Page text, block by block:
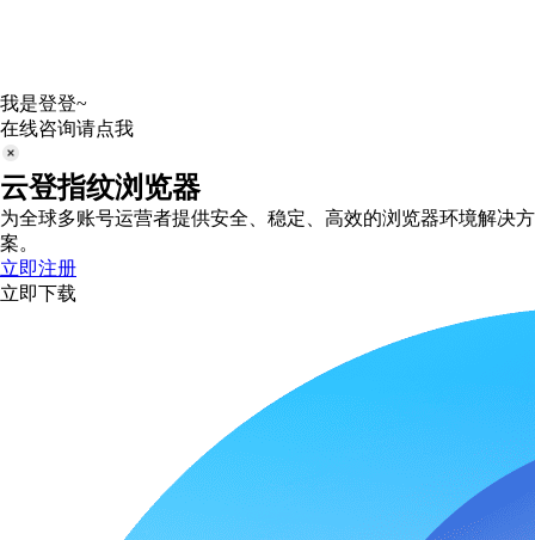
我是登登~
在线咨询请点我
云登指纹浏览器
为全球多账号运营者提供安全、稳定、高效的浏览器环境解决方
案。
立即注册
立即下载